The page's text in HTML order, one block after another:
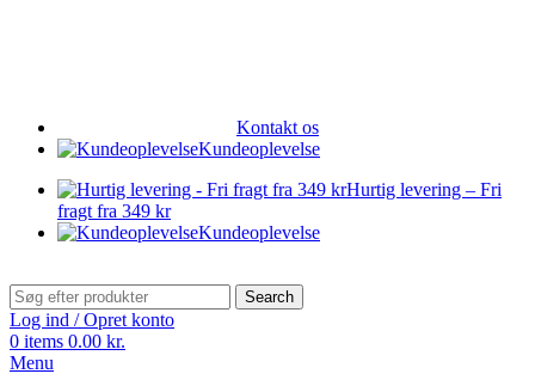
Kontakt os
Kundeoplevelse
Hurtig levering – Fri
fragt fra 349 kr
Kundeoplevelse
Search
Log ind / Opret konto
0 items 0.00 kr.
Menu